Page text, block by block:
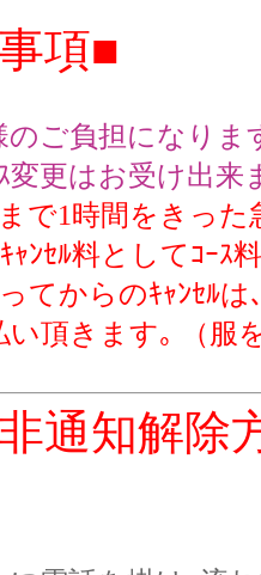
項■
ご負担になりま
更はお受け出来
で1時間をきった
ｬﾝｾﾙ料としてｺｰｽ
からのｷｬﾝｾﾙは
い頂きます｡ （
通知解除